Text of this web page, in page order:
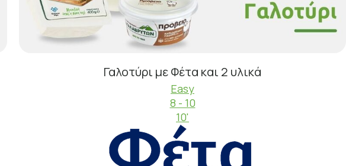
Γαλοτύρι με Φέτα και 2 υλικά
Easy
8 - 10
10'